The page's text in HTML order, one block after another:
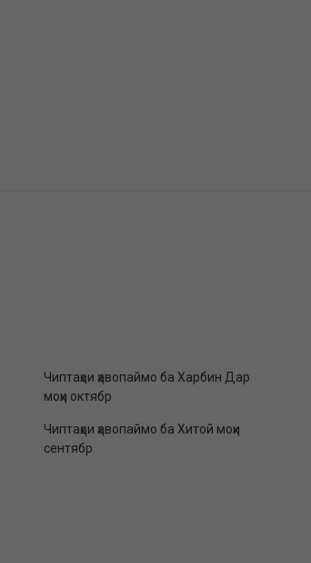
Чиптаҳои ҳавопаймо ба Харбин Дар
моҳи октябр
Чиптаҳои ҳавопаймо ба Хитой моҳи
сентябр